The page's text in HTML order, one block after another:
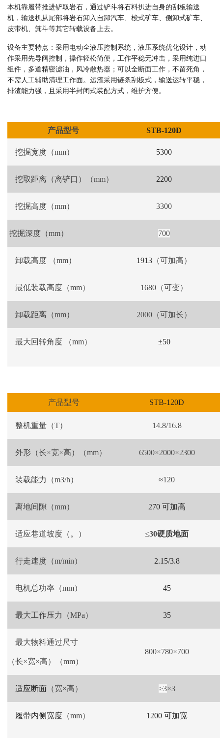
本机靠履带推进铲取岩石，通过铲斗将石料扒进自身的刮板输送
机，输送机从尾部将岩石卸入自卸汽车、梭式矿车、侧卸式矿车、
皮带机、箕斗等其它转载设备上去。
设备主要特点：采用电动全液压控制系统，液压系统优化设计，动
作采用先导阀控制，操作轻松简便，工作平稳无冲击，采用纯进口
组件，多道精密滤油，风冷散热器；可以全断面工作，不留死角，
不需人工辅助清理工作面。运渣采用链条刮板式，输送运转平稳，
排渣能力强，且采用半封闭式装配方式，维护方便。
产品型号 STB-120D
挖掘宽度（mm） 5300
挖取距离（离铲口）（mm） 2200
挖掘高度（mm） 3300
挖掘深度（mm） 700
卸载高度 （mm） 1913 （可加高）
最低装载高度 （mm） 1680 （可变）
卸载距离（mm） 2000 （可加长）
最大回转角度 （mm） ±50
产品型号 STB-120D
整机重量（T） 14.8/16.8
外形（长×宽×高）（mm） 6500×2000×2300
装载能力（m3/h） ≈120
离地间隙 （mm） 270 可加高
适应巷道坡度 （ 。 ） ≤30硬质地面
行走速度（m/min） 2.15/3.8
电机总功率 （mm） 45
最大工作压力（MPa） 35
最大物料通过尺寸
（长×宽×高）（mm）
800×780×700
适应断面 （宽×高） ≥3×3
履带内侧宽度 （mm） 1200 可加宽